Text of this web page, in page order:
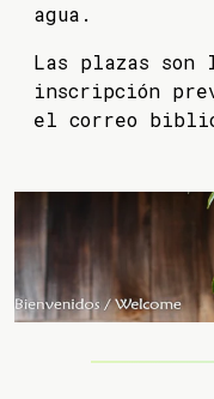
agua.
Las plazas
inscripción
el correo